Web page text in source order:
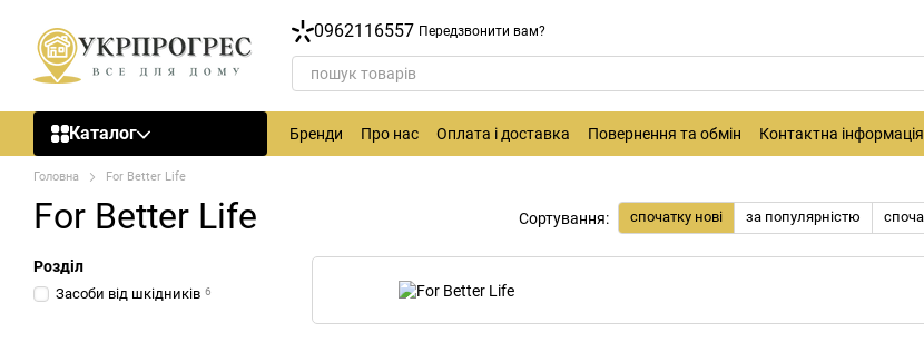
0962116557 Передзвонити вам?
Каталог Бренди Про нас Оплата і доставка Повернення та обмін Контактна інформація
Головна For Better Life
For Better Life Сортування: спочатку нові за популярністю
Розділ
Засоби від шкідників 6